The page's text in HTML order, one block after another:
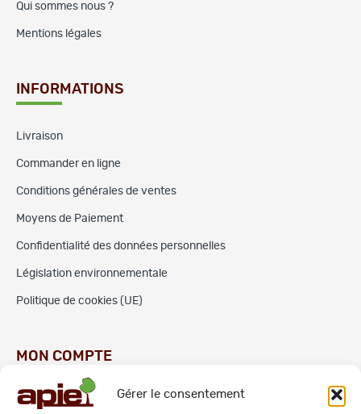
Gérer le consentement
Qui sommes nous ?
Mentions légales
INFORMATIONS
Livraison
Commander en ligne
Conditions générales de ventes
Moyens de Paiement
Confidentialité des données personnelles
Législation environnementale
Politique de cookies (UE)
MON COMPTE
Commandes